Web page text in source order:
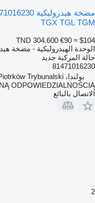
TGX TGL TGM
TND 304.600 €90 ≈ $104
الوحدة الهيدروليكية - مضخة
حالة المركبة جديد
81471016230
بولندا، Piotrków Trybunalski
ODPOWIEDZIALNOŚCIĄ
الاتصال بالبائع
2